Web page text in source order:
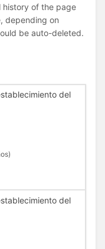
history of the page
depending on
be auto-deleted.
del
del